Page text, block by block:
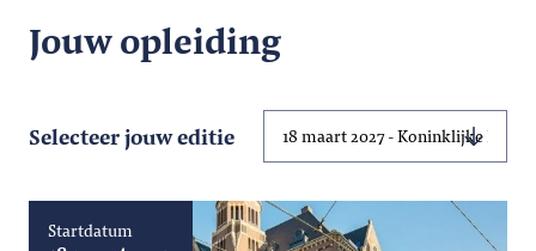
Jouw opleiding
Selecteer jouw editie
Startdatum